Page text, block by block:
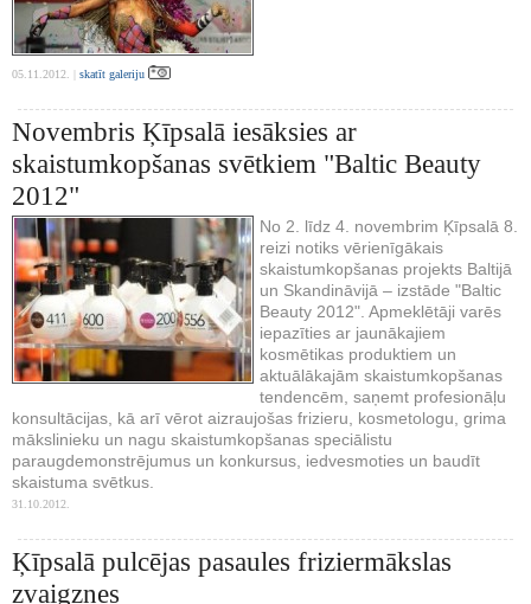
05.11.2012. | skatīt galeriju
Novembris Ķīpsalā iesāksies ar
skaistumkopšanas svētkiem "Baltic Beauty
2012"
No 2. līdz 4. novembrim Ķīpsalā 8.
reizi notiks vērienīgākais
skaistumkopšanas projekts Baltijā
un Skandināvijā – izstāde "Baltic
Beauty 2012". Apmeklētāji varēs
iepazīties ar jaunākajiem
kosmētikas produktiem un
aktuālākajām skaistumkopšanas
tendencēm, saņemt profesionāļu
konsultācijas, kā arī vērot aizraujošas frizieru, kosmetologu, grima
mākslinieku un nagu skaistumkopšanas speciālistu
paraugdemonstrējumus un konkursus, iedvesmoties un baudīt
skaistuma svētkus.
31.10.2012.
Ķīpsalā pulcējas pasaules friziermākslas
zvaigznes